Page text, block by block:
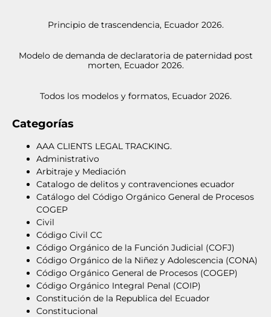
Principio de trascendencia, Ecuador 2026.
Modelo de demanda de declaratoria de paternidad post
morten, Ecuador 2026.
Todos los modelos y formatos, Ecuador 2026.
Categorías
AAA CLIENTS LEGAL TRACKING.
Administrativo
Arbitraje y Mediación
Catalogo de delitos y contravenciones ecuador
Catálogo del Código Orgánico General de Procesos
COGEP
Civil
Código Civil CC
Código Orgánico de la Función Judicial (COFJ)
Código Orgánico de la Niñez y Adolescencia (CONA)
Código Orgánico General de Procesos (COGEP)
Código Orgánico Integral Penal (COIP)
Constitución de la Republica del Ecuador
Constitucional